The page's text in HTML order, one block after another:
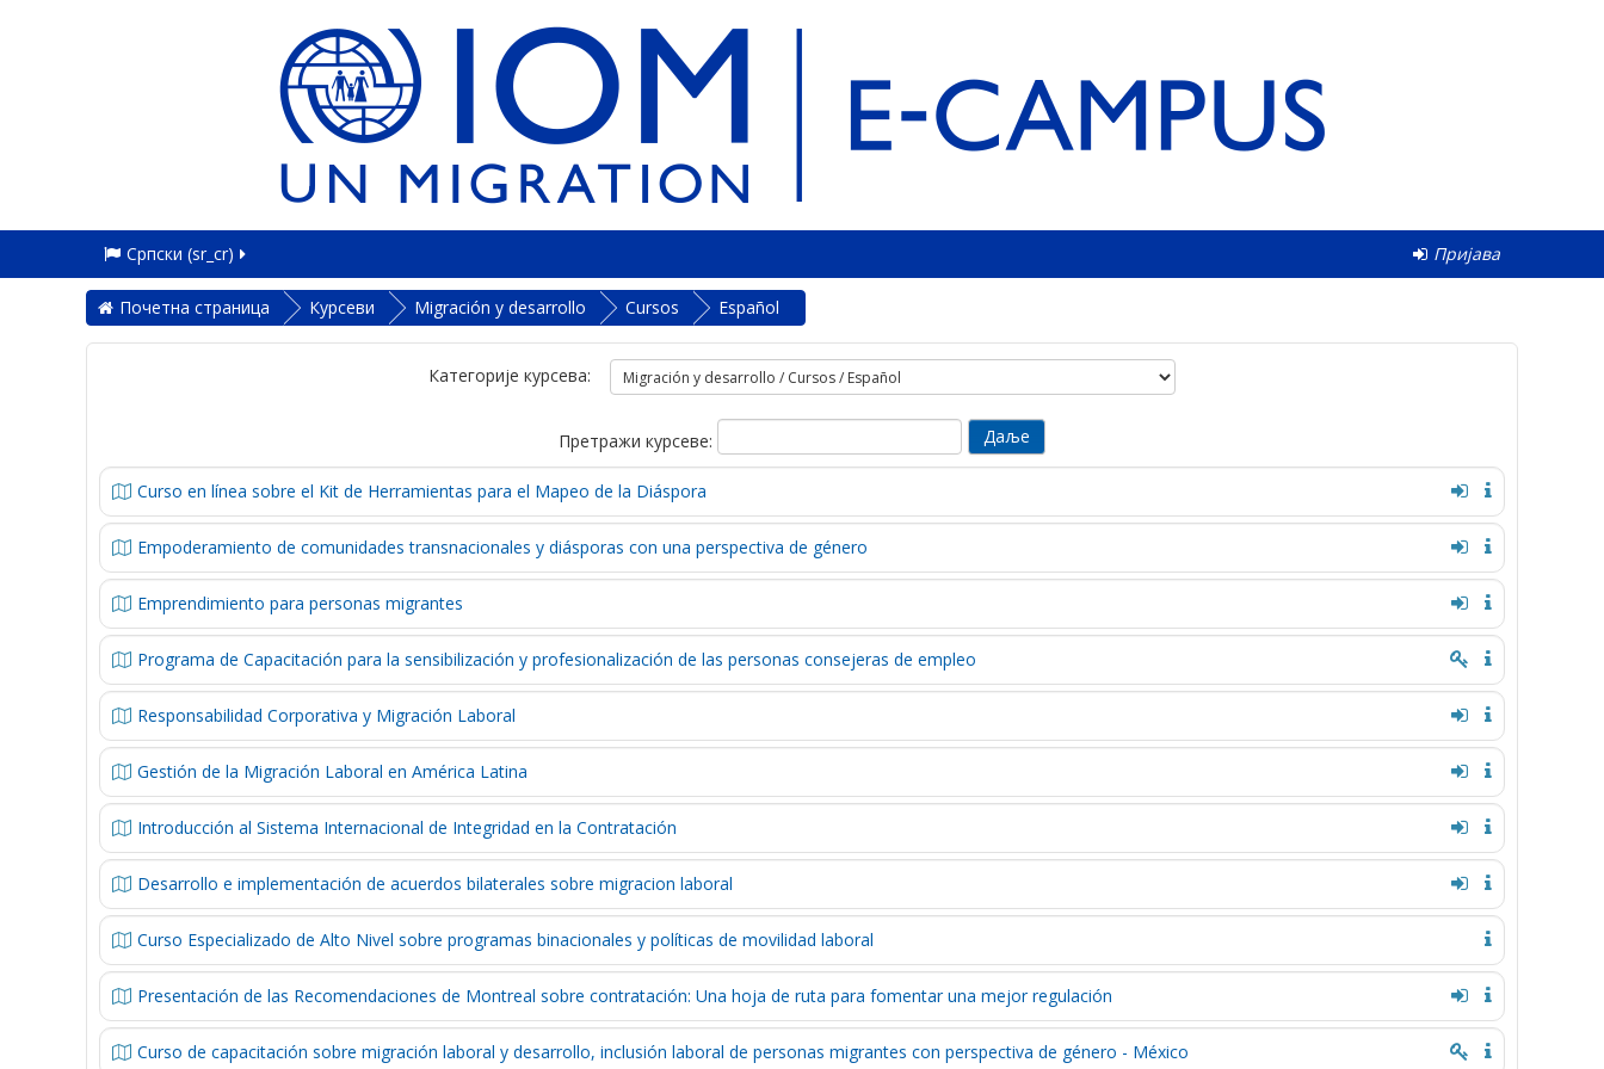
Пријава
Српски ‎(sr_cr)‎
Почетна страница Курсеви Migración y desarrollo Cursos Español
Категорије курсева:
Претражи курсеве:
Curso en línea sobre el Kit de Herramientas para el Mapeo de la Diáspora
Empoderamiento de comunidades transnacionales y diásporas con una perspectiva de género
Emprendimiento para personas migrantes
Programa de Capacitación para la sensibilización y profesionalización de las personas consejeras de empleo
Responsabilidad Corporativa y Migración Laboral
Gestión de la Migración Laboral en América Latina
Introducción al Sistema Internacional de Integridad en la Contratación
Desarrollo e implementación de acuerdos bilaterales sobre migracion laboral
Curso Especializado de Alto Nivel sobre programas binacionales y políticas de movilidad laboral
Presentación de las Recomendaciones de Montreal sobre contratación: Una hoja de ruta para fomentar una mejor regulación
Curso de capacitación sobre migración laboral y desarrollo, inclusión laboral de personas migrantes con perspectiva de género - México